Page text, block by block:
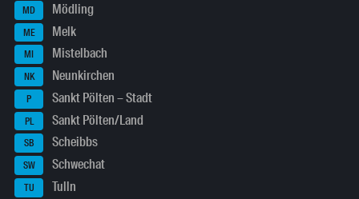
MD Mödling
ME Melk
MI Mistelbach
NK Neunkirchen
P Sankt Pölten – Stadt
PL Sankt Pölten/Land
SB Scheibbs
SW Schwechat
TU Tulln